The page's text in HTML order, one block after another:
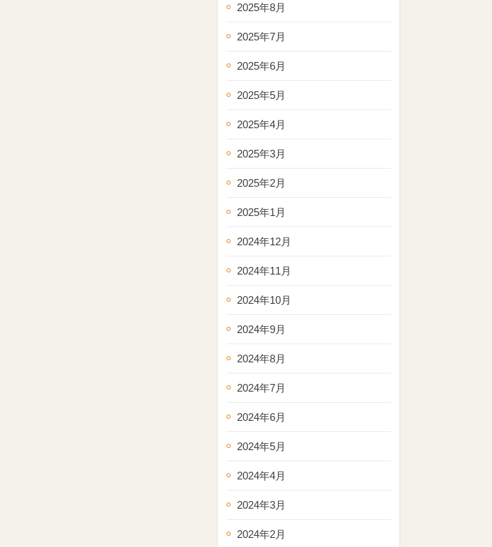
2025年8月
2025年7月
2025年6月
2025年5月
2025年4月
2025年3月
2025年2月
2025年1月
2024年12月
2024年11月
2024年10月
2024年9月
2024年8月
2024年7月
2024年6月
2024年5月
2024年4月
2024年3月
2024年2月